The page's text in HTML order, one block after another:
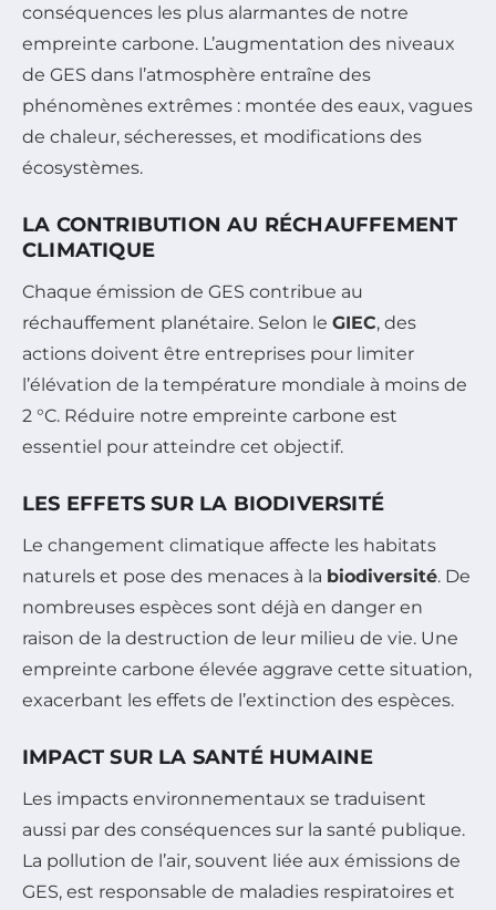
conséquences les plus alarmantes de notre
empreinte carbone. L’augmentation des niveaux
de GES dans l’atmosphère entraîne des
phénomènes extrêmes : montée des eaux, vagues
de chaleur, sécheresses, et modifications des
écosystèmes.
LA CONTRIBUTION AU RÉCHAUFFEMENT
CLIMATIQUE
Chaque émission de GES contribue au
réchauffement planétaire. Selon le GIEC, des
actions doivent être entreprises pour limiter
l’élévation de la température mondiale à moins de
2 °C. Réduire notre empreinte carbone est
essentiel pour atteindre cet objectif.
LES EFFETS SUR LA BIODIVERSITÉ
Le changement climatique affecte les habitats
naturels et pose des menaces à la biodiversité. De
nombreuses espèces sont déjà en danger en
raison de la destruction de leur milieu de vie. Une
empreinte carbone élevée aggrave cette situation,
exacerbant les effets de l’extinction des espèces.
IMPACT SUR LA SANTÉ HUMAINE
Les impacts environnementaux se traduisent
aussi par des conséquences sur la santé publique.
La pollution de l’air, souvent liée aux émissions de
GES, est responsable de maladies respiratoires et